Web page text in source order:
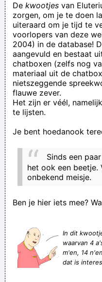
het
Anthony voelt zich
Australian hat She
Zoveelste
Gent komt op de
Een
Stop jij bij het vegen
De kwootjes van
zorgen, om je te doen
uiteraard om je tijd te
voorlopers van deze
2004) in de database!
aangevuld en bestaat
chatboxen (zelfs nog
materiaal uit de
nietszeggende
flauwe zever.
Het zijn er véél,
te lijsten.
Je bent hoedanook
Sinds een
het ook een beetje.
onbekend meisje.
Ben je hier iets mee?
In dit
waarvan 4
m'en, 14
dat is